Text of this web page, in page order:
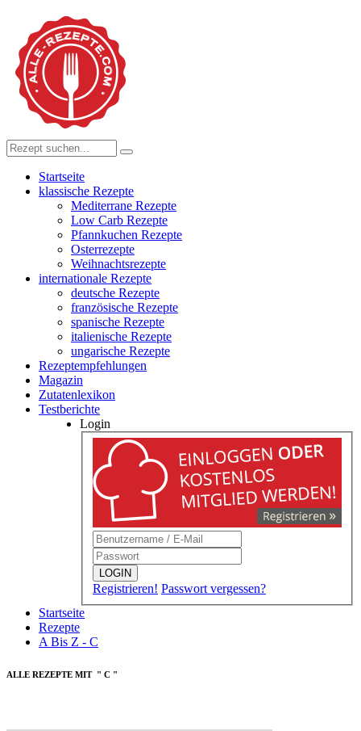
Startseite
klassische Rezepte
Mediterrane Rezepte
Low Carb Rezepte
Pfannkuchen Rezepte
Osterrezepte
Weihnachtsrezepte
internationale Rezepte
deutsche Rezepte
französische Rezepte
spanische Rezepte
italienische Rezepte
ungarische Rezepte
Rezeptempfehlungen
Magazin
Zutatenlexikon
Testberichte
Login
LOGIN
Registrieren! Passwort vergessen?
Startseite
Rezepte
A Bis Z - C
ALLE REZEPTE MIT " C "